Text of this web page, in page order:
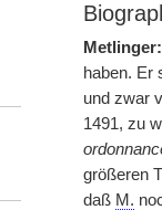
Metlinger:
haben. Er
und zwar
1491, zu
größeren
daß M.